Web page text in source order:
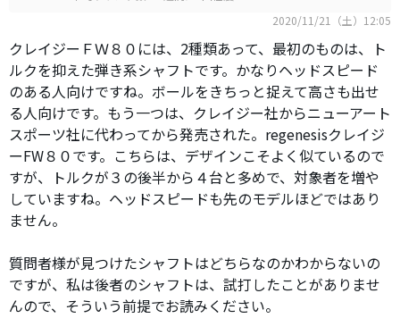
2020/11/21（土）12:05
クレイジーＦＷ８０には、2種類あって、最初のものは、ト
ルクを抑えた弾き系シャフトです。かなりヘッドスピード
のある人向けですね。ボールをきちっと捉えて高さも出せ
る人向けです。もう一つは、クレイジー社からニューアート
スポーツ社に代わってから発売された。regenesisクレイジ
ーFW８０です。こちらは、デザインこそよく似ているので
すが、トルクが３の後半から４台と多めで、対象者を増や
していますね。ヘッドスピードも先のモデルほどではあり
ません。
質問者様が見つけたシャフトはどちらなのかわからないの
ですが、私は後者のシャフトは、試打したことがありませ
んので、そういう前提でお読みください。